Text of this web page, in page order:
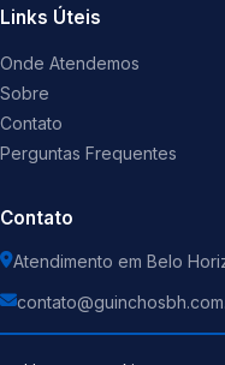
Links Úteis
Onde Atendemos
Sobre
Contato
Perguntas Frequentes
Contato
Atendimento em Belo